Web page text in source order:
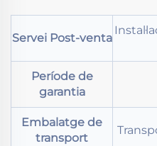
Servei Post-venta
Període de
garantia
Embalatge de
transport